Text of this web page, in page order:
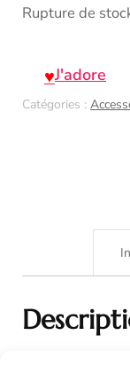
Rupture de
J'adore
Catégories :